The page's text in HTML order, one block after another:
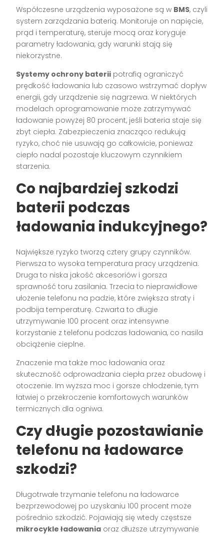
Współczesne urządzenia wyposażone są w BMS, czyli
system zarządzania baterią. Monitoruje on napięcie,
prąd i temperaturę, steruje mocą oraz koryguje
parametry ładowania, gdy warunki stają się
niekorzystne.
Systemy ochrony baterii potrafią ograniczyć
prędkość ładowania lub czasowo wstrzymać dopływ
energii, gdy urządzenie się nagrzewa. W niektórych
modelach oprogramowanie może zatrzymywać
ładowanie powyżej 80 procent, jeśli bateria staje się
zbyt ciepła. Zabezpieczenia znacząco redukują
ryzyko, choć nie usuwają go całkowicie, ponieważ
ciepło nadal pozostaje kluczowym czynnikiem
starzenia.
Co najbardziej szkodzi
baterii podczas
ładowania indukcyjnego?
Największe ryzyko tworzą cztery grupy czynników.
Pierwsza to wysoka temperatura pracy urządzenia.
Druga to niska jakość akcesoriów i gorsza
sprawność toru zasilania. Trzecia to nieprawidłowe
ułożenie telefonu na padzie, które zwiększa straty i
podbija temperaturę. Czwarta to długie
utrzymywanie 100 procent oraz intensywne
korzystanie z telefonu podczas ładowania, co nasila
obciążenie cieplne.
Znaczenie ma także moc ładowania oraz
skuteczność odprowadzania ciepła przez obudowę i
otoczenie. Im wyższa moc i gorsze chłodzenie, tym
łatwiej o przekroczenie komfortowych warunków
termicznych dla ogniwa.
Czy długie pozostawianie
telefonu na ładowarce
szkodzi?
Długotrwałe trzymanie telefonu na ładowarce
bezprzewodowej po uzyskaniu 100 procent może
pośrednio szkodzić. Pojawiają się wtedy częstsze
mikrocykle ładowania oraz dłuższe utrzymywanie